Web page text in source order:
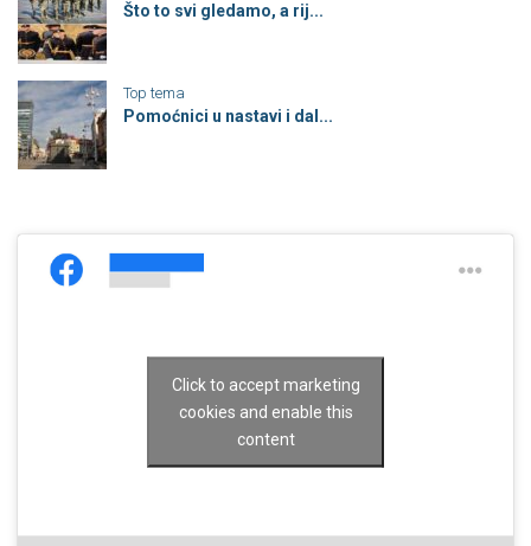
Što to svi gledamo, a rij...
Top tema
Pomoćnici u nastavi i dal...
Click to accept marketing
cookies and enable this
content